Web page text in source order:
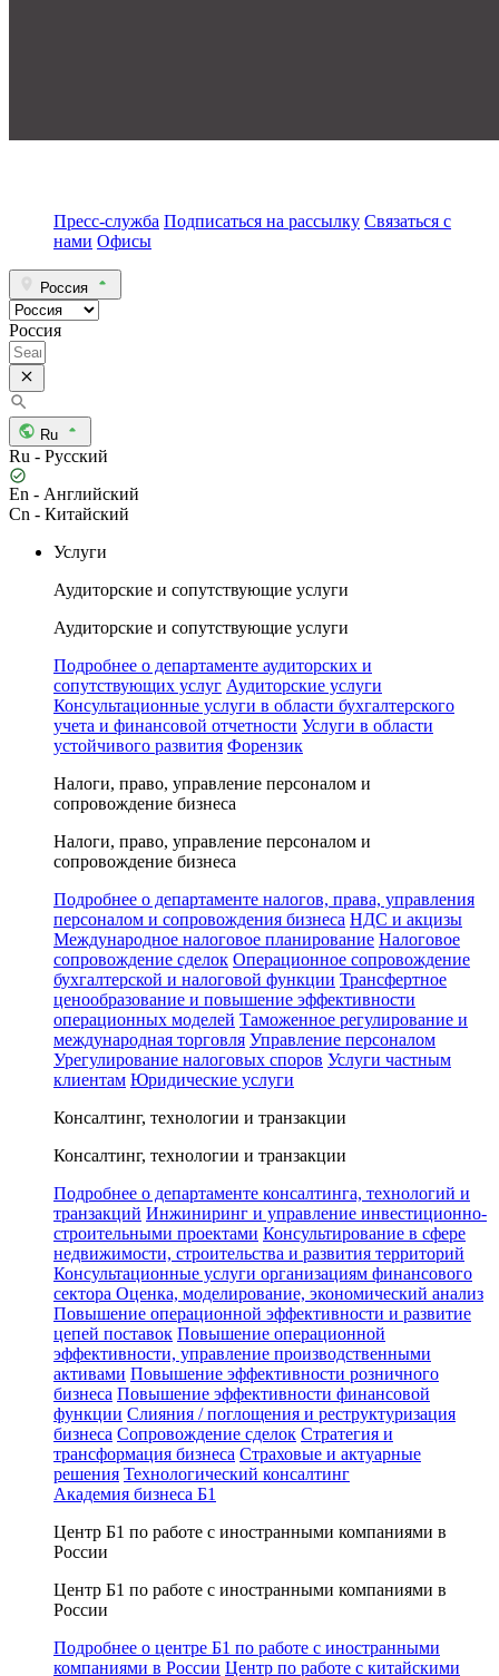
Пресс-служба Подписаться на рассылку Связаться с
нами Офисы
Россия
Россия
Ru
Ru - Русский
En - Английский
Cn - Китайский
Услуги
Аудиторские и сопутствующие услуги
Аудиторские и сопутствующие услуги
Подробнее о департаменте аудиторских и
сопутствующих услуг Аудиторские услуги
Консультационные услуги в области бухгалтерского
учета и финансовой отчетности Услуги в области
устойчивого развития Форензик
Налоги, право, управление персоналом и
сопровождение бизнеса
Налоги, право, управление персоналом и
сопровождение бизнеса
Подробнее о департаменте налогов, права, управления
персоналом и сопровождения бизнеса НДС и акцизы
Международное налоговое планирование Налоговое
сопровождение сделок Операционное сопровождение
бухгалтерской и налоговой функции Трансфертное
ценообразование и повышение эффективности
операционных моделей Таможенное регулирование и
международная торговля Управление персоналом
Урегулирование налоговых споров Услуги частным
клиентам Юридические услуги
Консалтинг, технологии и транзакции
Консалтинг, технологии и транзакции
Подробнее о департаменте консалтинга, технологий и
транзакций Инжиниринг и управление инвестиционно-
строительными проектами Консультирование в сфере
недвижимости, строительства и развития территорий
Консультационные услуги организациям финансового
сектора Оценка, моделирование, экономический анализ
Повышение операционной эффективности и развитие
цепей поставок Повышение операционной
эффективности, управление производственными
активами Повышение эффективности розничного
бизнеса Повышение эффективности финансовой
функции Слияния / поглощения и реструктуризация
бизнеса Сопровождение сделок Стратегия и
трансформация бизнеса Страховые и актуарные
решения Технологический консалтинг
Академия бизнеса Б1
Центр Б1 по работе с иностранными компаниями в
России
Центр Б1 по работе с иностранными компаниями в
России
Подробнее о центре Б1 по работе с иностранными
компаниями в России Центр по работе с китайскими